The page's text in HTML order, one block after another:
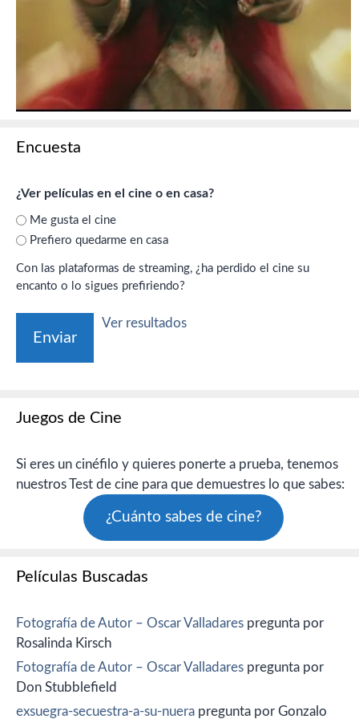
Encuesta
¿Ver películas en el cine o en casa?
Me gusta el cine
Prefiero quedarme en casa
Con las plataformas de streaming, ¿ha perdido el cine su
encanto o lo sigues prefiriendo?
Ver resultados
Juegos de Cine
Si eres un cinéfilo y quieres ponerte a prueba, tenemos
nuestros Test de cine para que demuestres lo que sabes:
¿Cuánto sabes de cine?
Películas Buscadas
Fotografía de Autor – Oscar Valladares pregunta por
Rosalinda Kirsch
Fotografía de Autor – Oscar Valladares pregunta por
Don Stubblefield
exsuegra-secuestra-a-su-nuera pregunta por Gonzalo